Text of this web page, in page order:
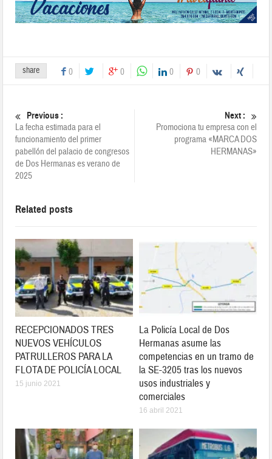
share 0 0 0 0
Previous :
La fecha estimada para el
funcionamiento del primer
pabellón del palacio de congresos
de Dos Hermanas es verano de
2025
Next :
Promociona tu empresa con el
programa «MARCA DOS
HERMANAS»
Related posts
RECEPCIONADOS TRES
NUEVOS VEHÍCULOS
PATRULLEROS PARA LA
FLOTA DE POLICÍA LOCAL
15 junio 2021
La Policía Local de Dos
Hermanas asume las
competencias en un tramo de
la SE-3205 tras los nuevos
usos industriales y
comerciales
16 abril 2021